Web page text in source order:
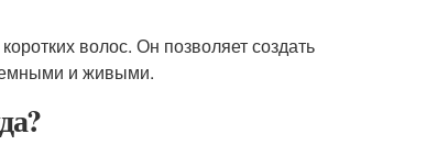
волос. Он позволяет создать
и живыми.